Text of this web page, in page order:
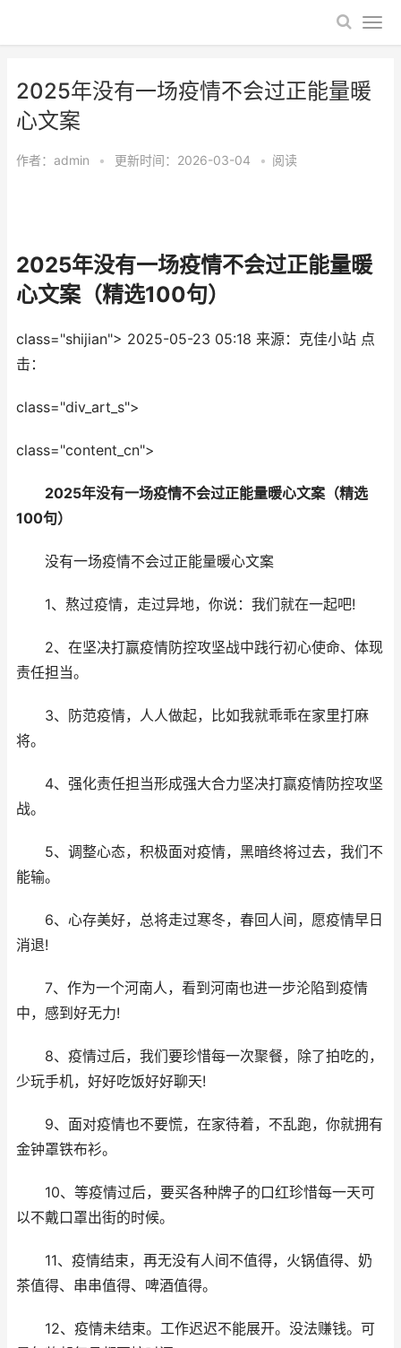
​2025年没有一场疫情不会过正能量暖
心文案
作者： admin • 更新时间：2026-03-04 • 阅读
​2025年没有一场疫情不会过正能量暖
心文案（精选100句）
class="shijian"> 2025-05-23 05:18 来源：克佳小站 点
击：
class="div_art_s">
class="content_cn">
2025年没有一场疫情不会过正能量暖心文案（精选
100句）
没有一场疫情不会过正能量暖心文案
1、熬过疫情，走过异地，你说：我们就在一起吧!
2、在坚决打赢疫情防控攻坚战中践行初心使命、体现
责任担当。
3、防范疫情，人人做起，比如我就乖乖在家里打麻
将。
4、强化责任担当形成强大合力坚决打赢疫情防控攻坚
战。
5、调整心态，积极面对疫情，黑暗终将过去，我们不
能输。
6、心存美好，总将走过寒冬，春回人间，愿疫情早日
消退!
7、作为一个河南人，看到河南也进一步沦陷到疫情
中，感到好无力!
8、疫情过后，我们要珍惜每一次聚餐，除了拍吃的，
少玩手机，好好吃饭好好聊天!
9、面对疫情也不要慌，在家待着，不乱跑，你就拥有
金钟罩铁布衫。
10、等疫情过后，要买各种牌子的口红珍惜每一天可
以不戴口罩出街的时候。
11、疫情结束，再无没有人间不值得，火锅值得、奶
茶值得、串串值得、啤酒值得。
12、疫情未结束。工作迟迟不能展开。没法赚钱。可